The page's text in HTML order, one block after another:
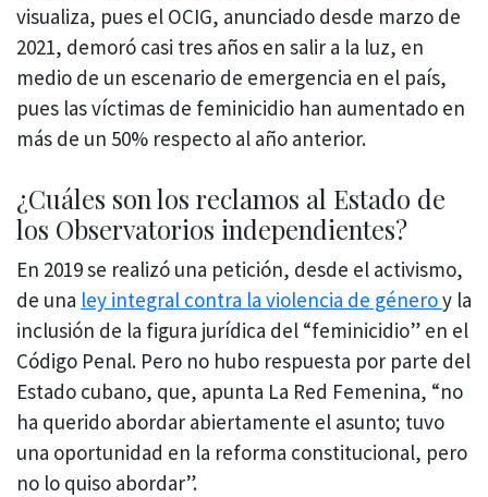
visualiza, pues el OCIG, anunciado desde marzo de
2021, demoró casi tres años en salir a la luz, en
medio de un escenario de emergencia en el país,
pues las víctimas de feminicidio han aumentado en
más de un 50% respecto al año anterior.
¿Cuáles son los reclamos al Estado de
los Observatorios independientes?
En 2019 se realizó una petición, desde el activismo,
de una ley integral contra la violencia de géneroy la
inclusión de la figura jurídica del “feminicidio” en el
Código Penal. Pero no hubo respuesta por parte del
Estado cubano, que, apunta La Red Femenina, “no
ha querido abordar abiertamente el asunto; tuvo
una oportunidad en la reforma constitucional, pero
no lo quiso abordar”.